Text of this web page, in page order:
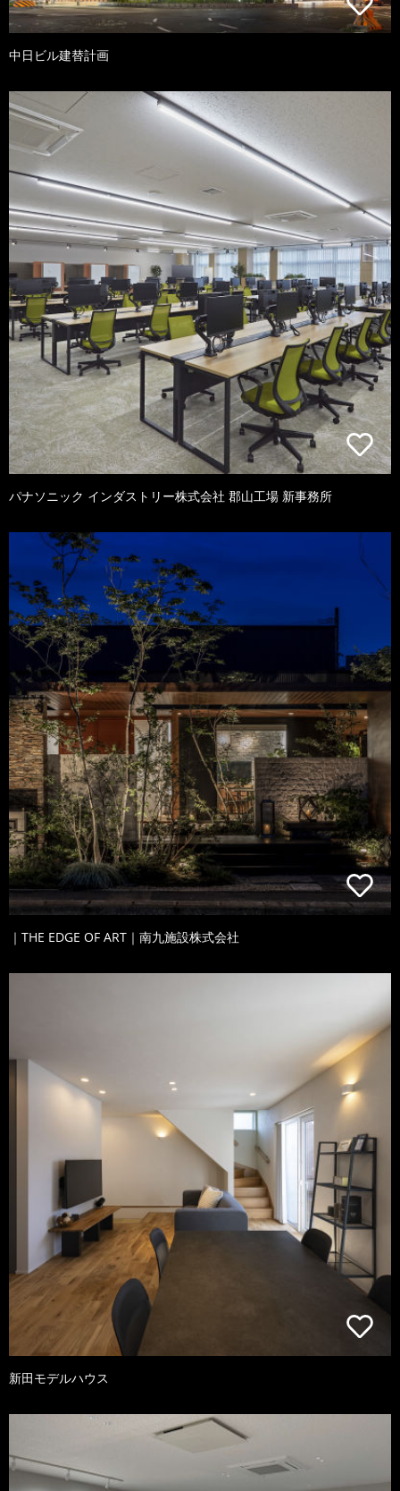
中日ビル建替計画
パナソニック インダストリー株式会社 郡山工場 新事務所
｜THE EDGE OF ART｜南九施設株式会社
新田モデルハウス